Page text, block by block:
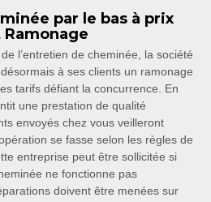
par le bas à prix
l’entretien de cheminée, la société
à ses clients un ramonage
tarifs défiant la concurrence. En
une prestation de qualité
envoyés chez vous veilleront
se fasse selon les règles de
entreprise peut être sollicitée si
ne fonctionne pas
doivent être menées sur